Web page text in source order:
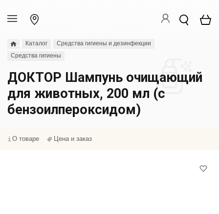
Каталог
Средства гигиены и дезинфекции
Средства гигиены
ДОКТОР Шампунь очищающий
для животных, 200 мл (с
бензоилпероксидом)
О товаре Цена и заказ